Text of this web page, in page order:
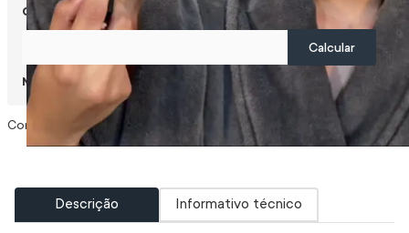
Calcular frete
Não sei meu CEP
Descrição Informativo técnico